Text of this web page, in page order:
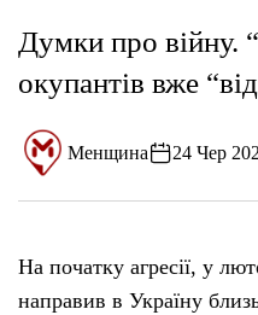
Думки про війну.
окупантів вже
Менщина 24 Чер
На початку агресії, у
направив в Україну